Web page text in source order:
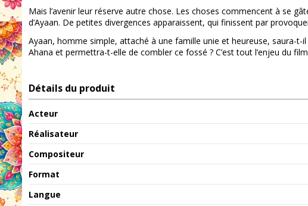
Mais l’avenir leur réserve autre chose. Les choses commencent à se
d’Ayaan. De petites divergences apparaissent, qui finissent par
Ayaan, homme simple, attaché à une famille unie et heureuse, saura-
Ahana et permettra-t-elle de combler ce fossé ? C’est tout l’enjeu du
Détails du produit
Acteur
Réalisateur
Compositeur
Format
Langue